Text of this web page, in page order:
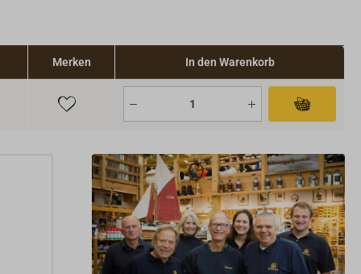
Merken In den Warenkorb